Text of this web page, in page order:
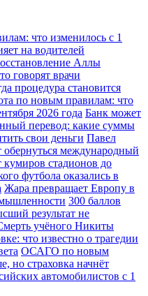
что изменилось с 1
на водителей
Аллы
говорят врачи
процедура становится
по новым правилам: что
2026 года Банк может
перевод: какие суммы
свои деньги Павел
обернуться международный
кумиров стадионов до
футбола оказались в
Жара превращает Европу в
300 баллов
результат не
учёного Никиты
что известно о трагедии
ОСАГО по новым
но страховка начнёт
автомобилистов с 1